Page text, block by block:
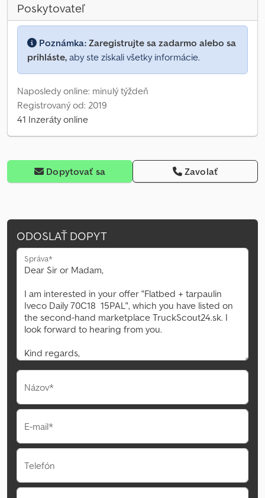
Poskytovateľ
Poznámka: Zaregistrujte sa zadarmo alebo sa
prihláste, aby ste získali všetky informácie.
Naposledy online: minulý týždeň
Registrovaný od: 2019
41 Inzeráty online
Dopytovať sa Zavolať
ODOSLAŤ DOPYT
Správa*
Názov*
E-mail*
Telefón